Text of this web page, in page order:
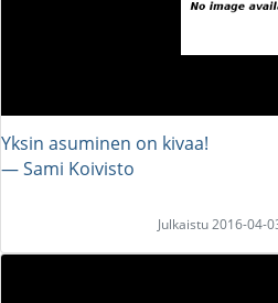
Yksin asuminen on kivaa!
― Sami Koivisto
Julkaistu 2016-04-